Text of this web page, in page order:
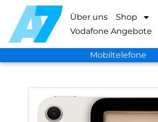
Über uns Shop
Vodafone Angebote
Mobiltelefone